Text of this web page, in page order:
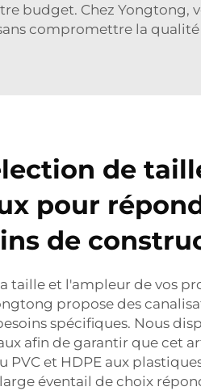
budget. Chez Yongtong,
compromettre la
de
pour
de
taille et l'ampleur de vos
propose des
spécifiques. Nous
afin de garantir que cet
PVC et HDPE aux
éventail de choix